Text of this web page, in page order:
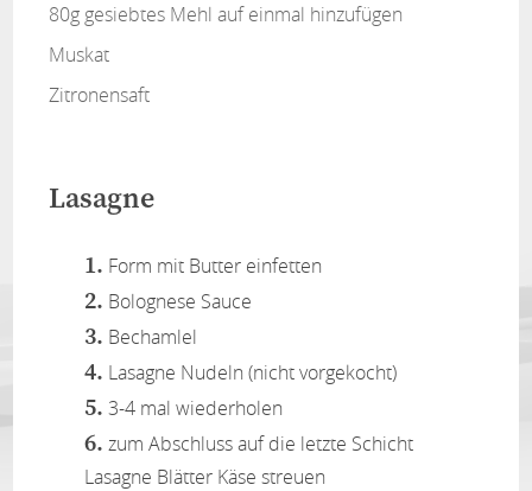
80g gesiebtes Mehl auf einmal hinzufügen
Muskat
Zitronensaft
Lasagne
Form mit Butter einfetten
Bolognese Sauce
Bechamlel
Lasagne Nudeln (nicht vorgekocht)
3-4 mal wiederholen
zum Abschluss auf die letzte Schicht
Lasagne Blätter Käse streuen